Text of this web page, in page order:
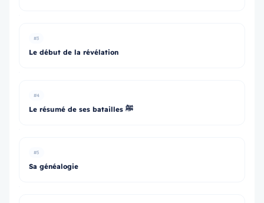
#3
Le début de la révélation
#4
Le résumé de ses batailles ﷺ
#5
Sa généalogie